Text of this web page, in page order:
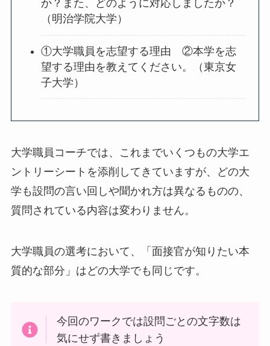
か？また、どのように対応しましたか？
（明治学院大学）
①大学職員を志望する理由 ②本学を志
望する理由を教えてください。（東京女
子大学）
大学職員コーチでは、これまでいくつもの大学エ
ントリーシートを添削してきていますが、どの大
学も設問の言い回しや聞かれ方は異なるものの、
質問されている内容は変わりません。
大学職員の選考において、「面接官が知りたい本
質的な部分」はどの大学でも同じです。
今回のワークでは設問ごとの文字数は
気にせず書きましょう